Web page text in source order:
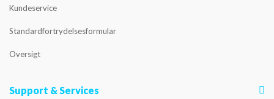
Kundeservice
Standardfortrydelsesformular
Oversigt
Support & Services